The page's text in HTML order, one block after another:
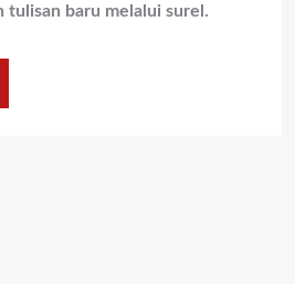
tulisan baru melalui surel.